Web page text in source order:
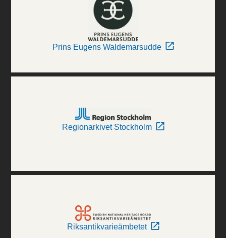
Prins Eugens Waldemarsudde
Regionarkivet Stockholm
Riksantikvarieämbetet